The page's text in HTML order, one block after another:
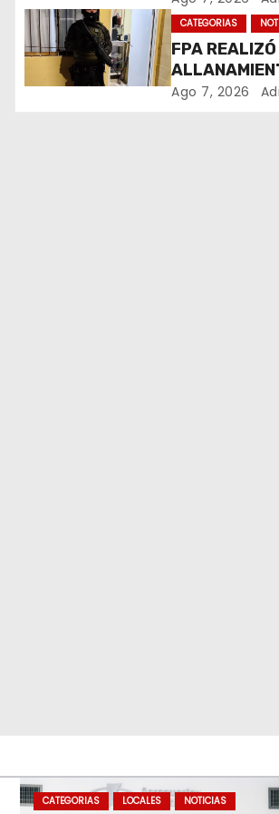
d
e
e
MARIHUANA
CATEGORIAS
FPA
BUSTOS-
Ago 7, 2026
CATEGORIAS LOCALES NOTICIAS